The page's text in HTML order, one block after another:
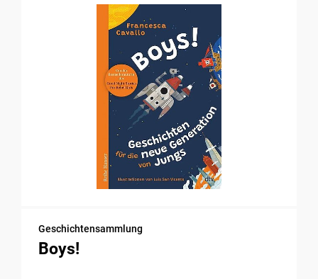
Geschichtensammlung
Boys!